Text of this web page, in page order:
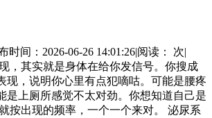
时间：2026-06-26 14:01:26|阅读： 次|
，其实就是身体在给你发信号。你搜成
现，说明你心里有点犯嘀咕。可能是腰疼
是上厕所感觉不太对劲。你想知道自己是
按出现的频率，一个一个来对。 泌尿系